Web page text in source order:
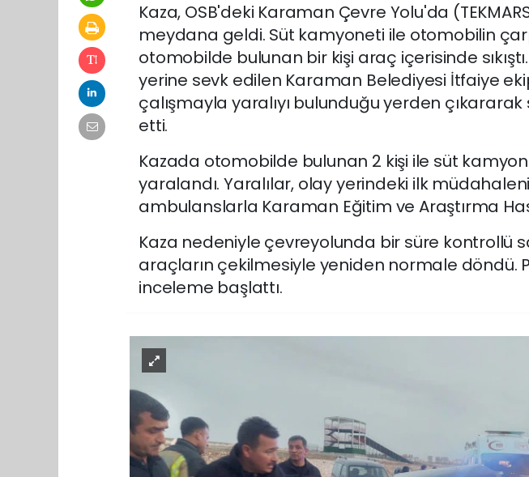
Kaza, OSB'deki Karaman Çevre Yolu'da
meydana geldi. Süt kamyoneti ile otomobilin
otomobilde bulunan bir kişi araç içerisinde
yerine sevk edilen Karaman Belediyesi İtfaiye
çalışmayla yaralıyı bulunduğu yerden
etti.
Kazada otomobilde bulunan 2 kişi ile süt
yaralandı. Yaralılar, olay yerindeki ilk
ambulanslarla Karaman Eğitim ve Araştırma
Kaza nedeniyle çevreyolunda bir süre kontrollü
araçların çekilmesiyle yeniden normale döndü.
inceleme başlattı.